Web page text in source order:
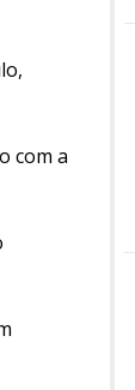
com a